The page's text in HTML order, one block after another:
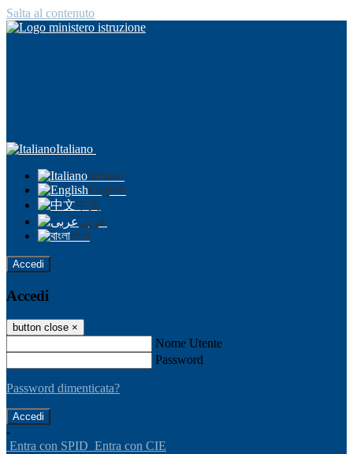
Salta al contenuto
Italiano
Italiano
English
中文
عربى
বাংলা
Accedi
Accedi
button close ×
Nome Utente
Password
Password dimenticata?
-
Entra con SPID Entra con CIE